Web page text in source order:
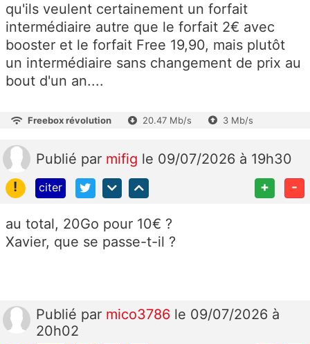
qu'ils veulent certainement un forfait
intermédiaire autre que le forfait 2€ avec
booster et le forfait Free 19,90, mais plutôt
un intermédiaire sans changement de prix au
bout d'un an....
Freebox révolution 20.47 Mb/s 3 Mb/s
Publié par mifig le 09/07/2026 à 19h30
!
citer + -
au total, 20Go pour 10€ ?
Xavier, que se passe-t-il ?
Publié par mico3786 le 09/07/2026 à
20h02